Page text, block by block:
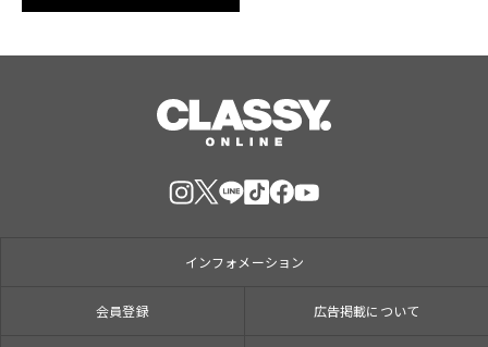
インフォメーション
会員登録 広告掲載について